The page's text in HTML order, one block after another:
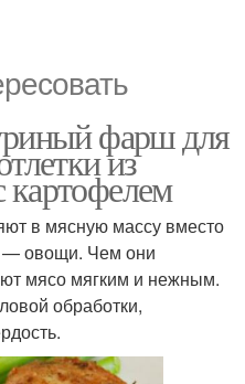
фарш для
из
в мясную массу вместо
— овощи. Чем они
мясо мягким и нежным.
обработки,